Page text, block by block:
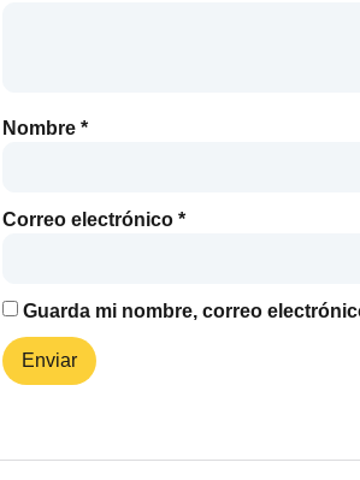
Nombre *
Correo electrónico *
Guarda mi nombre, correo